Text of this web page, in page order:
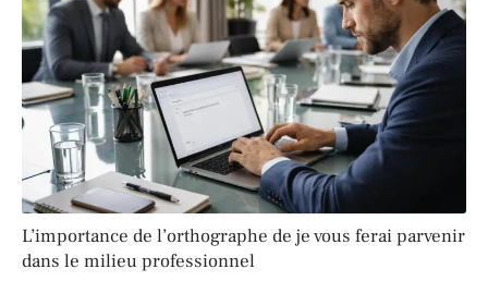
L’importance de l’orthographe de je vous ferai parvenir
dans le milieu professionnel